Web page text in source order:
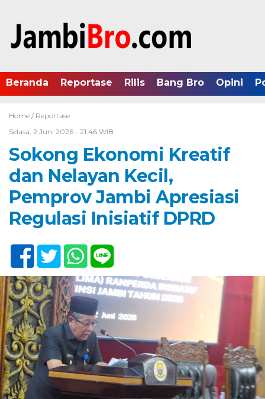
Beranda Reportase Rilis Bang Bro Opini
Home / Reportase
Selasa, 2 Juni 2026 - 21:46 WIB
Sokong Ekonomi Kreatif
dan Nelayan Kecil,
Pemprov Jambi Apresiasi
Regulasi Inisiatif DPRD